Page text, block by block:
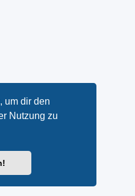
um dir den
Nutzung zu